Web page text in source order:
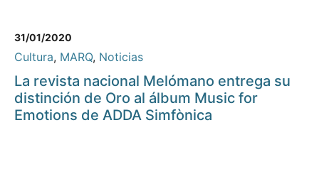
31/01/2020
Cultura, MARQ, Noticias
La revista nacional Melómano entrega su
distinción de Oro al álbum Music for
Emotions de ADDA Simfònica